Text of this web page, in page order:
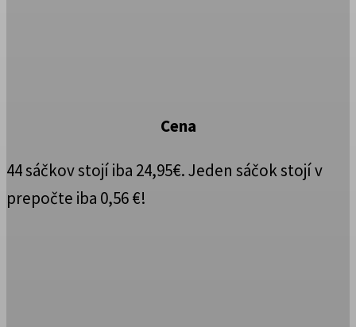
Cena
44 sáčkov stojí iba 24,95€. Jeden sáčok stojí v
prepočte iba 0,56 €!